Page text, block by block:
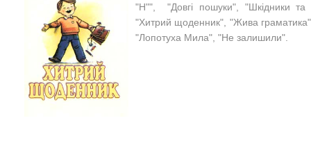
"Н"", "Довгі пошуки", "Шкідники та
"Хитрий щоденник", "Жива
"Лопотуха Мила", "Не залишили".